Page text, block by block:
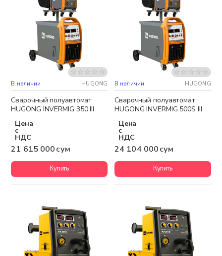
Бесплатная доставка
В наличии HUGONG
Сварочный полуавтомат
HUGONG INVERMIG 350 III
Цена
с
НДС
21 615 000 сум
Купить
Бесплатная доставка
В наличии HUGONG
Сварочный полуавтомат
HUGONG INVERMIG 500S III
Цена
с
НДС
24 104 000 сум
Купить